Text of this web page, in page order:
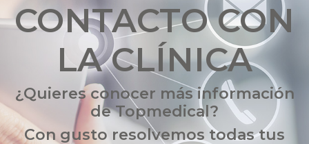
CONTACTO CON
LA CLÍNICA
¿Quieres conocer más información
de Topmedical?
Con gusto resolvemos todas tus